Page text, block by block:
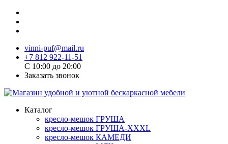
vinni-puf@mail.ru
+7 812 922-11-51
C 10:00 до 20:00
Заказать звонок
Каталог
кресло-мешок ГРУША
кресло-мешок ГРУША-XXXL
кресло-мешок КАМЕДИ